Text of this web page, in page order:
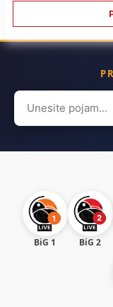
Search
for:
BiG 1 BiG 2